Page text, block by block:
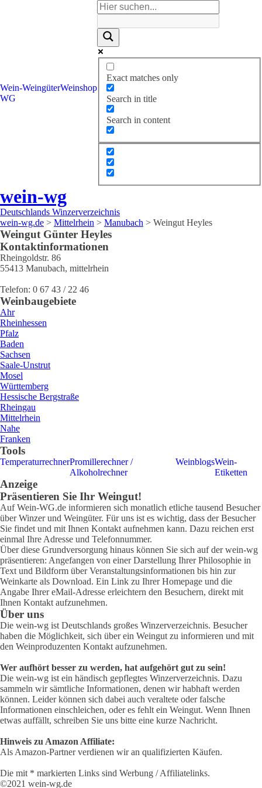
Wein-
WG
WeingüterWeinshop
Exact matches only
Search in title
Search in content
wein-wg
Deutschlands Winzerverzeichnis
wein-wg.de > Mittelrhein > Manubach > Weingut Heyles
Weingut Günter Heyles
Kontaktinformationen
Rheingoldstr. 86
55413 Manubach, mittelrhein
Telefon: 0 67 43 / 22 46
Weinbaugebiete
Ahr
Rheinhessen
Pfalz
Baden
Sachsen
Saale-Unstrut
Mosel
Württemberg
Hessische Bergstraße
Rheingau
Mittelrhein
Nahe
Franken
Tools
TemperaturrechnerPromillerechner /
Alkoholrechner
WeinblogsWein-
Etiketten
Anzeige
Präsentieren Sie Ihr Weingut!
Auf Wein-WG.de informieren sich monatlich etliche tausend Besucher
über Winzer und Weingüter. Für uns ist es wichtig, dass der Besucher
Sie findet und mit Ihnen Kontakt aufnehmen kann. Dazu reichen erst
einmal Ihre Adresse und Telefonnummer.
Über diese Grundversorgung hinaus können Sie sich auf der wein-wg
präsentieren: Angefangen von einer Darstellung Ihrer Philosophie in
Text und Bildform über Veranstaltungsinformationen bis hin zur
Weinkarte als Download. Ein Link zu Ihrer Homepage und die
Angabe Ihrer eMail-Adresse erleichtern den Besuchern, direkt mit
Ihnen Kontakt aufzunehmen.
Über uns
Die wein-wg ist Deutschlands großes Winzerverzeichnis. Besucher
haben die Möglichkeit, sich über ein Weingut zu informieren und mit
den Weinproduzenten Kontakt aufzunehmen.
Wer aufhört besser zu werden, hat aufgehört gut zu sein!
Die wein-wg ist ein händisch gepflegtes Winzerverzeichnis. Dazu
sammeln wir sämtliche Informationen, denen wir habhaft werden
können. Leider können sich dabei auch veraltete oder falsche
Informationen einschleichen, oder es fehlt ein Weingut. Wenn Ihnen
etwas auffällt, schreiben Sie uns bitte eine kurze Nachricht.
Hinweis zu Amazon Affiliate:
Als Amazon-Partner verdienen wir an qualifizierten Käufen.
Die mit * markierten Links sind Werbung / Affiliatelinks.
©2021 wein-wg.de